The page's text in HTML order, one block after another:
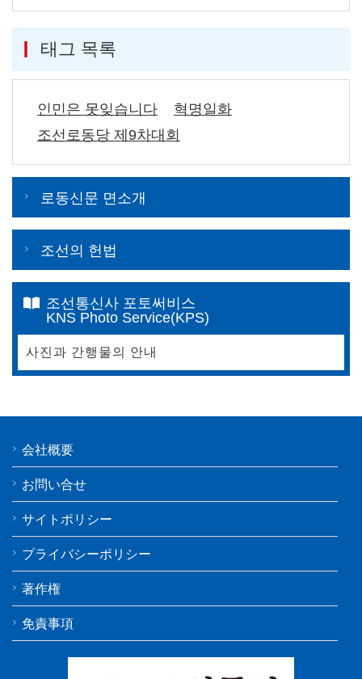
태그 목록
인민은 못잊습니다
혁명일화
조선로동당 제9차대회
로동신문 면소개
조선의 헌법
조선통신사 포토써비스
KNS Photo Service(KPS)
사진과 간행물의 안내
会社概要
お問い合せ
サイトポリシー
プライバシーポリシー
著作権
免責事項